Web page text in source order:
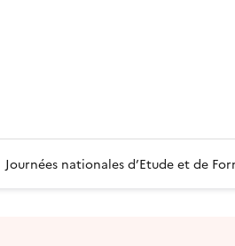
Journées nationales d’Etude et de